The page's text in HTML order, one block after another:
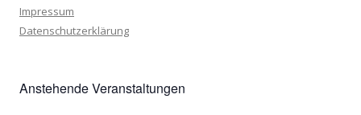
Impressum
Datenschutzerklärung
Anstehende Veranstaltungen